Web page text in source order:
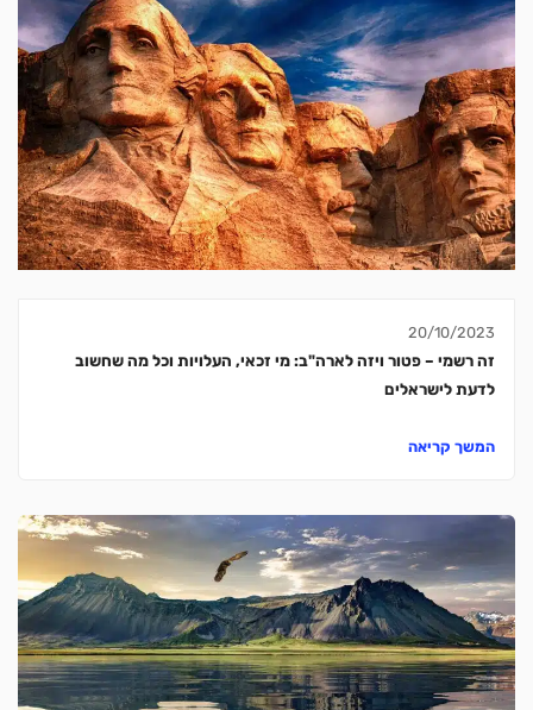
20/10/2023
זה רשמי – פטור ויזה לארה"ב: מי זכאי, העלויות וכל מה שחשוב
לדעת לישראלים
המשך קריאה